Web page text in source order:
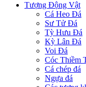
Tượng Động Vật
Cá Heo Đá
Sư Tử Đá
Tỳ Hưu Đá
Kỳ Lân Đá
Voi Đá
Cóc Thiềm
Cá chép đá
Ngựa đá